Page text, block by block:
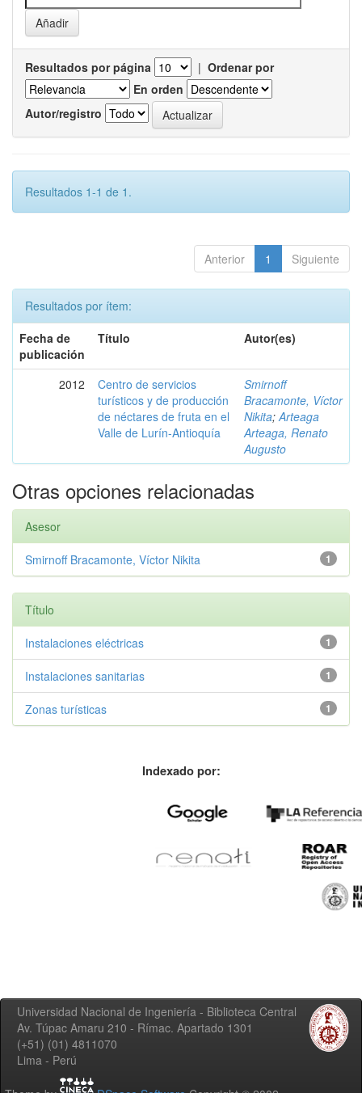
Resultados por página | Ordenar por
En orden
Autor/registro
Resultados 1-1 de 1.
Anterior 1 Siguiente
Resultados por ítem:
Fecha de
publicación
Título Autor(es)
2012
Centro de servicios
turísticos y de producción
de néctares de fruta en el
Valle de Lurín-Antioquía
Smirnoff
Bracamonte, Víctor
Nikita; Arteaga
Arteaga, Renato
Augusto
Otras opciones relacionadas
Asesor
1
Smirnoff Bracamonte, Víctor Nikita
Título
1
Instalaciones eléctricas
1
Instalaciones sanitarias
1
Zonas turísticas
Indexado por:
Universidad Nacional de Ingeniería - Biblioteca Central
Av. Túpac Amaru 210 - Rímac. Apartado 1301
(+51) (01) 4811070
Lima - Perú